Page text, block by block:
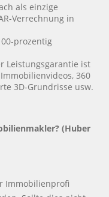
als einzige
Verrechnung in
prozentig
Leistungsgarantie ist
360
3D-Grundrisse usw.
(Huber
Immobilienprofi